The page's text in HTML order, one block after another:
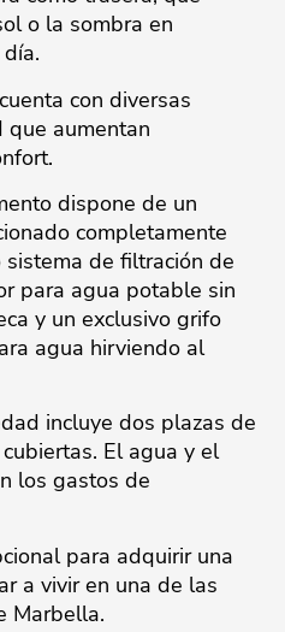
o la sombra en
con diversas
que aumentan
dispone de un
completamente
sistema de filtración de
para agua potable sin
y un exclusivo grifo
agua hirviendo al
incluye dos plazas de
El agua y el
los gastos de
para adquirir una
‌a ‌vivir ‌en ‌una de las
‌Marbella.